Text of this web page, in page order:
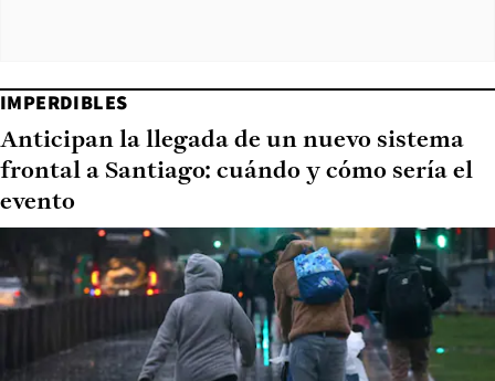
IMPERDIBLES
Anticipan la llegada de un nuevo sistema
frontal a Santiago: cuándo y cómo sería el
evento